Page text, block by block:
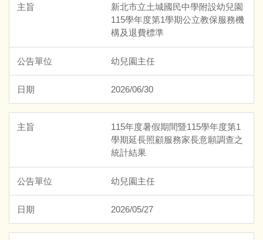
新北市立土城國民中學附設幼兒園
115學年度第1學期公立教保服務機
構及退費標準
幼兒園主任
2026/06/30
115年度暑假期間暨115學年度第1
學期延長照顧服務家長意願調查之
統計結果
幼兒園主任
2026/05/27